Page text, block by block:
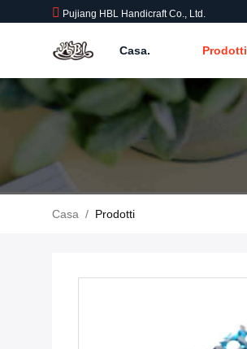
Pujiang HBL Handicraft Co., Ltd.
Casa. Prodotti
Casa / Prodotti